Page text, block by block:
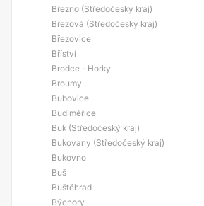
Březno (Středočeský kraj)
Březová (Středočeský kraj)
Březovice
Bříství
Brodce - Horky
Broumy
Bubovice
Budiměřice
Buk (Středočeský kraj)
Bukovany (Středočeský kraj)
Bukovno
Buš
Buštěhrad
Býchory